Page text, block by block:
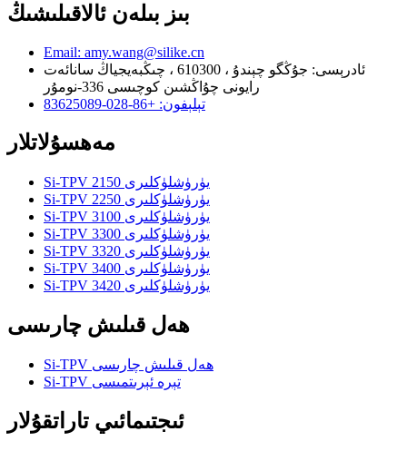
بىز بىلەن ئالاقىلىشىڭ
Email: amy.wang@silike.cn
ئادرېسى: جۇڭگو چېندۇ ، 610300 ، چىڭبەيجياڭ سانائەت
رايونى چۇاڭشىن كوچىسى 336-نومۇر
تېلېفون: +86-028-83625089
مەھسۇلاتلار
Si-TPV 2150 يۈرۈشلۈكلىرى
Si-TPV 2250 يۈرۈشلۈكلىرى
Si-TPV 3100 يۈرۈشلۈكلىرى
Si-TPV 3300 يۈرۈشلۈكلىرى
Si-TPV 3320 يۈرۈشلۈكلىرى
Si-TPV 3400 يۈرۈشلۈكلىرى
Si-TPV 3420 يۈرۈشلۈكلىرى
ھەل قىلىش چارىسى
Si-TPV ھەل قىلىش چارىسى
Si-TPV تېرە ئېرىتمىسى
ئىجتىمائىي تاراتقۇلار